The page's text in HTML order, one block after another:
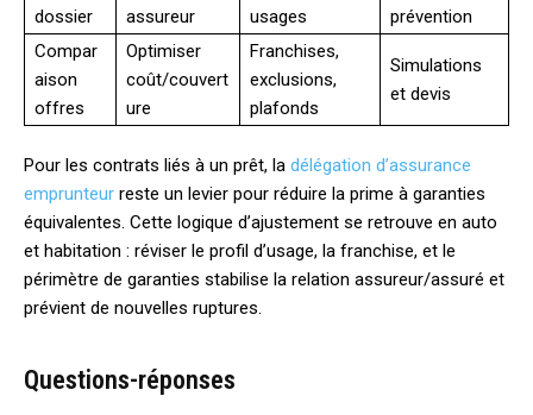
dossier
assureur
usages
prévention
Compar
aison
offres
Optimiser
coût/couvert
ure
Franchises,
exclusions,
plafonds
Simulations
et devis
Pour les contrats liés à un prêt, la délégation d’assurance
emprunteur reste un levier pour réduire la prime à garanties
équivalentes. Cette logique d’ajustement se retrouve en auto
et habitation : réviser le profil d’usage, la franchise, et le
périmètre de garanties stabilise la relation assureur/assuré et
prévient de nouvelles ruptures.
Questions-réponses